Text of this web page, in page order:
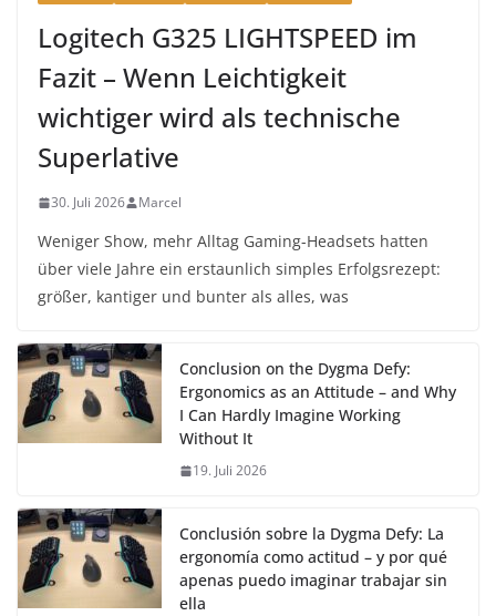
Logitech G325 LIGHTSPEED im
Fazit – Wenn Leichtigkeit
wichtiger wird als technische
Superlative
30. Juli 2026 Marcel
Weniger Show, mehr Alltag Gaming-Headsets hatten
über viele Jahre ein erstaunlich simples Erfolgsrezept:
größer, kantiger und bunter als alles, was
Conclusion on the Dygma Defy:
Ergonomics as an Attitude – and Why
I Can Hardly Imagine Working
Without It
19. Juli 2026
Conclusión sobre la Dygma Defy: La
ergonomía como actitud – y por qué
apenas puedo imaginar trabajar sin
ella